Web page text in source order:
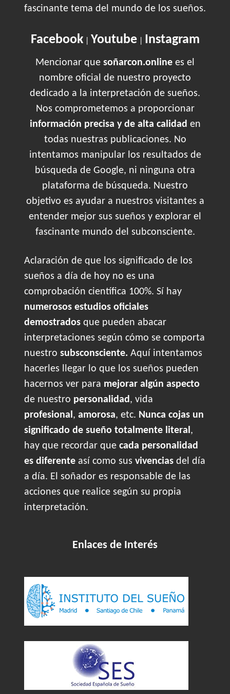
fascinante tema del mundo de los sueños.
Facebook| Youtube| Instagram
Mencionar que soñarcon.online es el
nombre oficial de nuestro proyecto
dedicado a la interpretación de sueños.
Nos comprometemos a proporcionar
información precisa y de alta calidad en
todas nuestras publicaciones. No
intentamos manipular los resultados de
búsqueda de Google, ni ninguna otra
plataforma de búsqueda. Nuestro
objetivo es ayudar a nuestros visitantes a
entender mejor sus sueños y explorar el
fascinante mundo del subconsciente.
Aclaración de que los significado de los
sueños a día de hoy no es una
comprobación científica 100%. Sí hay
numerosos estudios oficiales
demostrados que pueden abacar
interpretaciones según cómo se comporta
nuestro subsconsciente. Aquí intentamos
hacerles llegar lo que los sueños pueden
hacernos ver para mejorar algún aspecto
de nuestro personalidad, vida
profesional, amorosa, etc. Nunca cojas un
significado de sueño totalmente literal,
hay que recordar que cada personalidad
es diferente así como sus vivencias del día
a día. El soñador es responsable de las
acciones que realice según su propia
interpretación.
Enlaces de Interés